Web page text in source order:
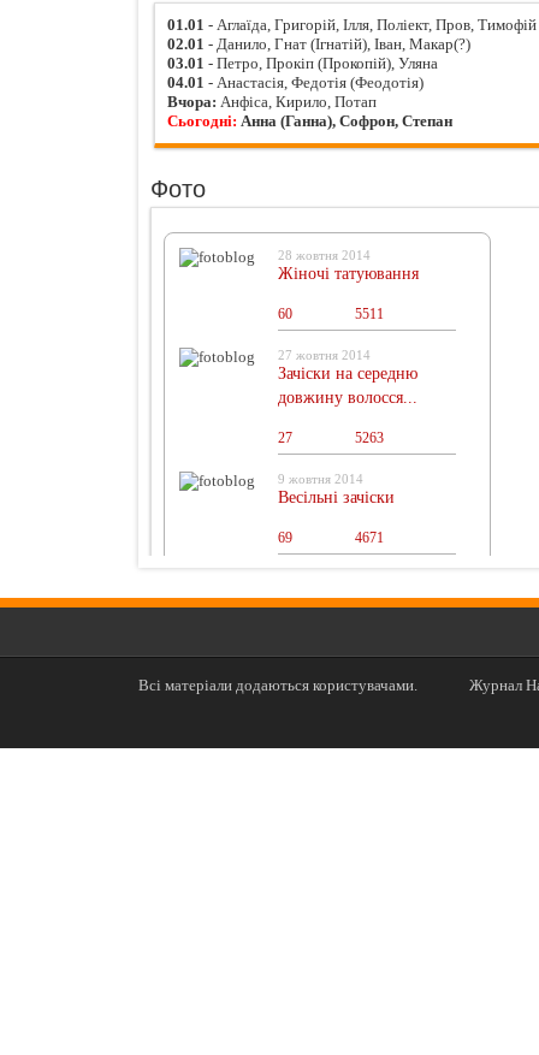
01.01 - Аглаїда, Григорій, Ілля, Поліект, Пров, Тимофій
02.01 - Данило, Гнат (Ігнатій), Іван, Макар(?)
03.01 - Петро, Прокіп (Прокопій), Уляна
04.01 - Анастасія, Федотія (Феодотія)
Вчора: Анфіса, Кирило, Потап
Сьогодні: Анна (Ганна), Софрон, Степан
Фото
28 жовтня 2014
Жіночі татуювання
60 5511
27 жовтня 2014
Зачіски на середню
довжину волосся...
27 5263
9 жовтня 2014
Весільні зачіски
69 4671
Всі матеріали додаються користувачами. Журнал